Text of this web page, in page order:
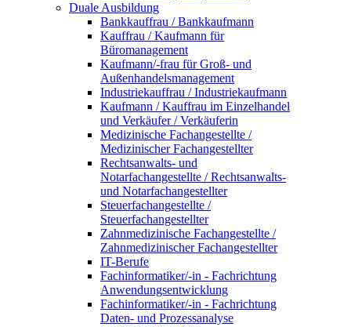
Duale Ausbildung
Bankkauffrau / Bankkaufmann
Kauffrau / Kaufmann für
Büromanagement
Kaufmann/-frau für Groß- und
Außenhandelsmanagement
Industriekauffrau / Industriekaufmann
Kaufmann / Kauffrau im Einzelhandel
und Verkäufer / Verkäuferin
Medizinische Fachangestellte /
Medizinischer Fachangestellter
Rechtsanwalts- und
Notarfachangestellte / Rechtsanwalts-
und Notarfachangestellter
Steuerfachangestellte /
Steuerfachangestellter
Zahnmedizinische Fachangestellte /
Zahnmedizinischer Fachangestellter
IT-Berufe
Fachinformatiker/-in - Fachrichtung
Anwendungsentwicklung
Fachinformatiker/-in - Fachrichtung
Daten- und Prozessanalyse